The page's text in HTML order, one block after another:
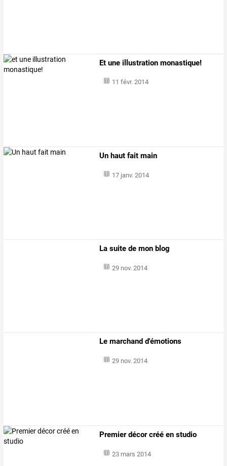
Et une illustration monastique!
11 févr. 2014
Un haut fait main
17 janv. 2014
La suite de mon blog
29 nov. 2014
Le marchand d'émotions
29 nov. 2014
Premier décor créé en studio
23 mars 2014